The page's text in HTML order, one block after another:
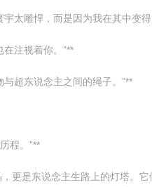
太雕悍，而是因为我在其中变
在注视着你。”**
超东说念主之间的绳子。”**
程。”**
更是东说念主生路上的灯塔。